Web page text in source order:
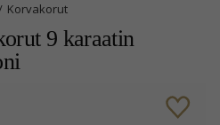
Korvakorut
9 karaatin